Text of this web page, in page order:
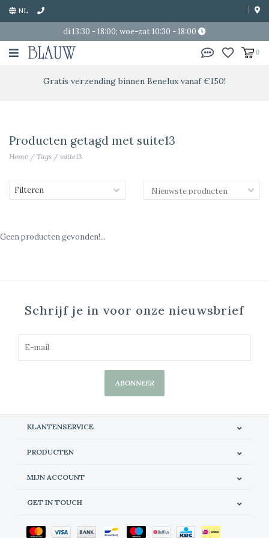
NL
di 13:30 - 18:00; woe-zat 10:30 - 18:00
0
Gratis verzending binnen Benelux vanaf €150!
Producten getagd met suite13
Home / Tags / suite13
Filteren
Geen producten gevonden!...
Schrijf je in voor onze nieuwsbrief
ABONNEER
KLANTENSERVICE
PRODUCTEN
MIJN ACCOUNT
GET IN TOUCH